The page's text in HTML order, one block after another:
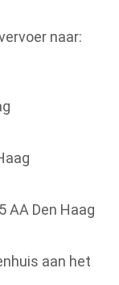
naar:
AA Den Haag
aan het